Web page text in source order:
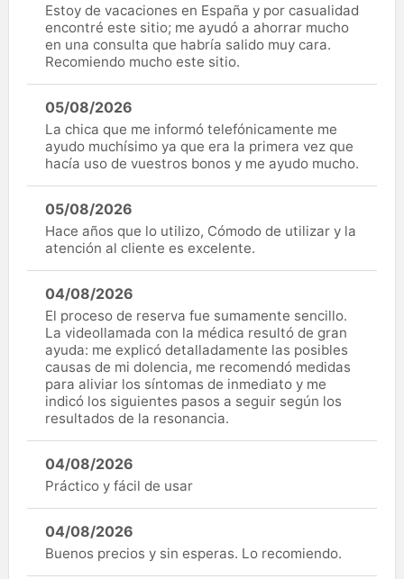
Estoy de vacaciones en España y por casualidad
encontré este sitio; me ayudó a ahorrar mucho
en una consulta que habría salido muy cara.
Recomiendo mucho este sitio.
05/08/2026
La chica que me informó telefónicamente me
ayudo muchísimo ya que era la primera vez que
hacía uso de vuestros bonos y me ayudo mucho.
05/08/2026
Hace años que lo utilizo, Cómodo de utilizar y la
atención al cliente es excelente.
04/08/2026
El proceso de reserva fue sumamente sencillo.
La videollamada con la médica resultó de gran
ayuda: me explicó detalladamente las posibles
causas de mi dolencia, me recomendó medidas
para aliviar los síntomas de inmediato y me
indicó los siguientes pasos a seguir según los
resultados de la resonancia.
04/08/2026
Práctico y fácil de usar
04/08/2026
Buenos precios y sin esperas. Lo recomiendo.